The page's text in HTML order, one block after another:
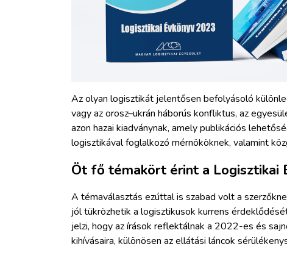
Az olyan logisztikát jelentősen befolyásoló
vagy az orosz–ukrán háborús konfliktus, az
azon hazai kiadványnak, amely publikációs
logisztikával foglalkozó mérnököknek, valamint
Öt fő témakört érint a Logisztikai
A témaválasztás ezúttal is szabad volt a
jól tükrözhetik a logisztikusok kurrens
jelzi, hogy az írások reflektálnak a 2022-es és
kihívásaira, különösen az ellátási láncok